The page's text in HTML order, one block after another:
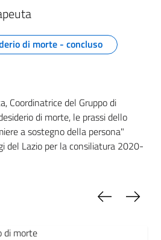
di morte - concluso
Coordinatrice del Gruppo di
di morte, le prassi dello
a sostegno della persona"
del Lazio per la consiliatura 2020-
Slide